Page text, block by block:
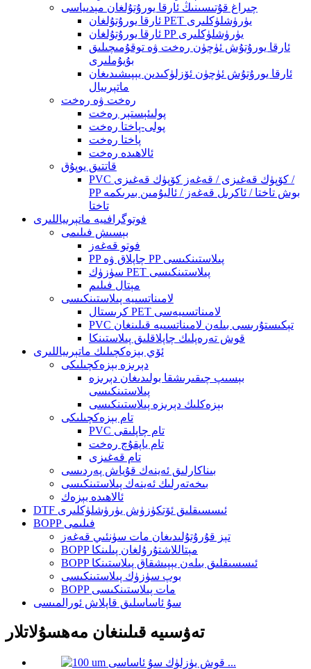
چىراغ قۇتىسىنىڭ ئارقا يورۇتۇلغان مېدىياسى
ئارقا يورۇتۇلغان PET يۈرۈشلۈكلىرى
ئارقا يورۇتۇلغان PP يۈرۈشلۈكلىرى
ئارقا يورۇتۇش ئۈچۈن رەخت ۋە توقۇمىچىلىق
بۇيۇملىرى
ئارقا يورۇتۇش ئۈچۈن ئۆزلۈكىدىن يېپىشىدىغان
ماتېرىيال
رەخت ۋە رەخت
پولىئېستېر رەخت
پولى-پاختا رەخت
پاختا رەخت
ئالاھىدە رەخت
قاتتىق يوپۇق
PVC كۆپۈك قەغىزى / قەغەز كۆپۈك قەغىزى /
PP بوش تاختا / ئاكرىل قەغەز / ئاليۇمىن بىرىكمە
تاختا
فوتوگرافىيە ماتېرىياللىرى
بېسىش فىلىمى
فوتو قەغەز
PP چاپلاق ۋە PP پىلاستىنكىسى
سۈزۈك PET پىلاستىنكىسى
مېتال فىلىم
لامىناتسىيە پىلاستىنكىسى
كرىستال PET لامىناتسىيەسى
PVC تېكىستۇرىسى بىلەن لامىناتسىيە قىلىنغان
قوش تەرەپلىك چاپلاقلىق پىلاستىنكا
ئۆي بېزەكچىلىك ماتېرىياللىرى
دېرىزە بېزەكچىلىكى
بېسىپ چىقىرىشقا بولىدىغان دېرىزە
پىلاستىنكىسى
بېزەكلىك دېرىزە پىلاستىنكىسى
تام بېزەكچىلىكى
PVC تام چاپلىقى
تام ياپقۇچ رەخت
تام قەغىزى
بىناكارلىق ئەينەك قۇياش پەردىسى
بىخەتەرلىك ئەينەك پىلاستىنكىسى
ئالاھىدە بېزەك
DTF ئىسسىقلىق ئۆتكۈزۈش يۈرۈشلۈكلىرى
BOPP فىلىمى
تېز قۇرۇتۇلىدىغان مات سۈنئىي قەغەز
BOPP مېتاللاشتۇرۇلغان پىلىنكا
BOPP ئىسسىقلىق بىلەن يېپىشقاق پىلاستىنكا
بوپ سۈزۈك پىلاستىنكىسى
BOPP مات پىلاستىنكىسى
سۇ ئاساسلىق قاپلاش ئورالمىسى
تەۋسىيە قىلىنغان مەھسۇلاتلار